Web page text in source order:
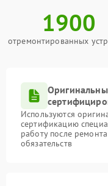
1900
отремонтированных
Используются
сертификацию
работу после
обязательств